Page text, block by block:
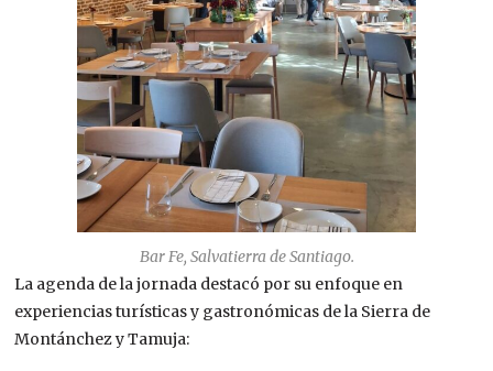
Bar Fe, Salvatierra de Santiago.
La agenda de la jornada destacó por su enfoque en
experiencias turísticas y gastronómicas de la Sierra de
Montánchez y Tamuja: